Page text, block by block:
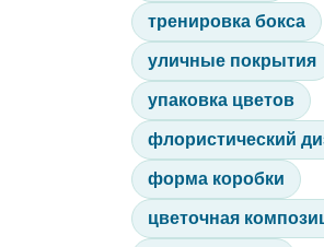
тренировка бокса
уличные покрытия
упаковка цветов
флористический
форма коробки
цветочная